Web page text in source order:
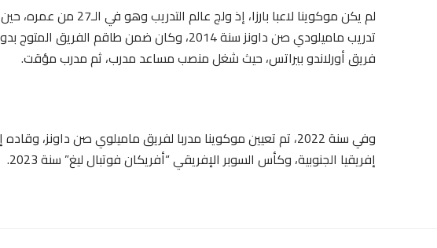
لم يكن موكوينا لاعبا
فريق أورلاندو بيراتس، حيث شغل منصب مساعد مدرب، ثم مدرب مؤقت.
وفي سنة 2022، تم تعيين موكوينا مدربا لفريق ماميلوي صن
إفريقيا الجنوبية، وكأس السوبر الإفريقي “أفريكان فوتبال ليغ” سنة 2023.